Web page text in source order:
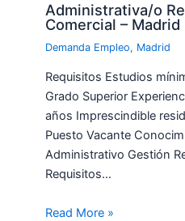
Administrativa/o
Comercial – Madrid
Demanda Empleo, Madrid
Requisitos Estudios
Grado Superior
años Imprescindible
Puesto Vacante
Administrativo Gestión
Requisitos…
Read More »